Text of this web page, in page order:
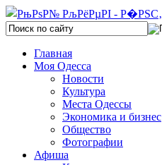
Главная
Моя Одесса
Новости
Культура
Места Одессы
Экономика и бизнес
Общество
Фотографии
Афиша